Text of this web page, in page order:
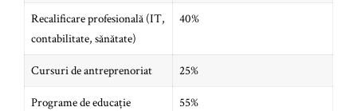
Recalificare profesională (IT,
contabilitate, sănătate)
40%
Cursuri de antreprenoriat 25%
Programe de educație
55%